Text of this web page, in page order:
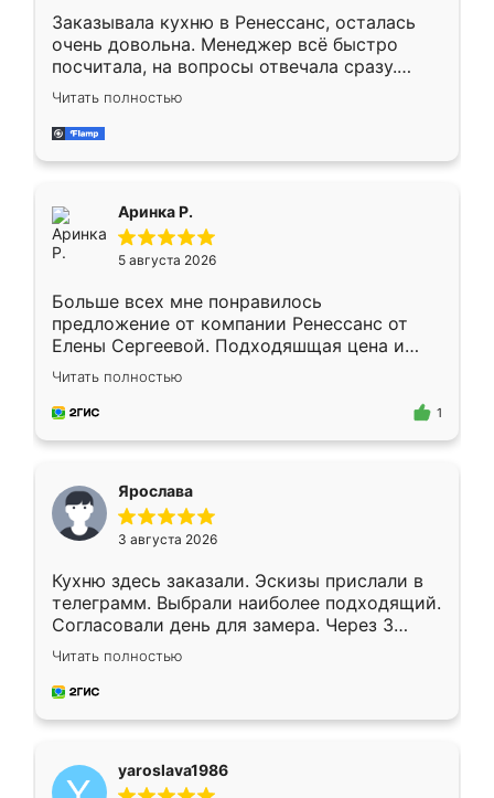
Заказывала кухню в Ренессанс, осталась
очень довольна. Менеджер всё быстро
посчитала, на вопросы отвечала сразу.
Замерщик приехал в субботу, подошёл к
делу со всей ответственностью. Собрали
за день, ребята работали аккуратно, даже
Читать полностью
Аринка Р.
5 августа 2026
Больше всех мне понравилось
предложение от компании Ренессанс от
Елены Сергеевой. Подходяшщая цена и
короткие сроки изготовления. Приехавший
для замера сотрудник Владислав
предложил по моему эскизу самый
Читать полностью
1
Ярослава
3 августа 2026
Кухню здесь заказали. Эскизы прислали в
телеграмм. Выбрали наиболее подходящий.
Согласовали день для замера. Через 3
недели кухня была уже готова. Остались
довольны работой. Спасибо Ренессанс
мебель за качественную работу!
Читать полностью
yaroslava1986